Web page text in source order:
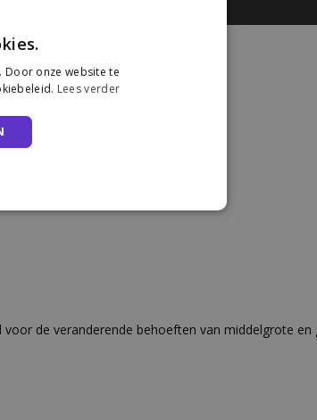
de veranderende behoeften van middelgrote
Door onze website te
Lees verder